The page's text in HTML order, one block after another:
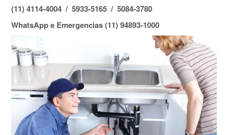
(11) 4114-4004 / 5933-5165 / 5084-3780
WhatsApp e Emergencias (11) 94893-1000